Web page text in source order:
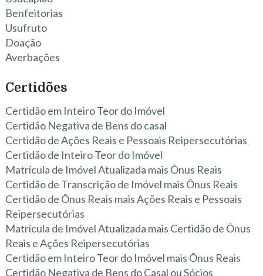
Benfeitorias
Usufruto
Doação
Averbações
Certidões
Certidão em Inteiro Teor do Imóvel
Certidão Negativa de Bens do casal
Certidão de Ações Reais e Pessoais Reipersecutórias
Certidão de Inteiro Teor do Imóvel
Matrícula de Imóvel Atualizada mais Ônus Reais
Certidão de Transcrição de Imóvel mais Ônus Reais
Certidão de Ônus Reais mais Ações Reais e Pessoais
Reipersecutórias
Matrícula de Imóvel Atualizada mais Certidão de Ônus
Reais e Ações Reipersecutórias
Certidão em Inteiro Teor do Imóvel mais Ônus Reais
Certidão Negativa de Bens do Casal ou Sócios